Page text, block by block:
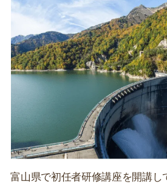
富山県で初任者研修講座を開講し